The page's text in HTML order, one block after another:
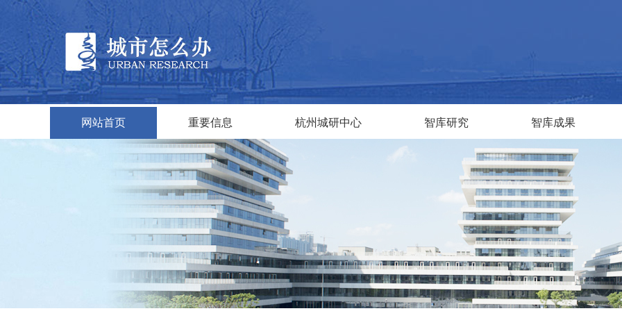
网站首页 重要信息 杭州城研中心 智库研究 智库成果